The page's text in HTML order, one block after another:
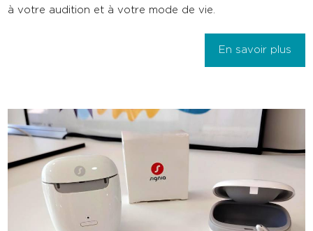
à votre audition et à votre mode de vie.
En savoir plus